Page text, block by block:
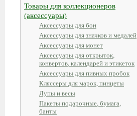
Товары для коллекционеров
(аксессуары)
Аксессуары для бон
Аксессуары для значков и медалей
Аксессуары для монет
Аксессуары для открыток,
конвертов, календарей и этикеток
Аксессуары для пивных пробок
Кляссеры для марок, пинцеты
Лупы и весы
Пакеты подарочные, бумага,
банты